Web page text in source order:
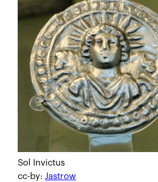
Sol Invictus
cc-by:Jastrow